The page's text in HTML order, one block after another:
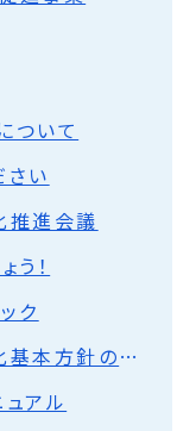
ついて
い
推進会議
！
ク
室蘭市町内会・自治会活性化基本方針の策定について
アル